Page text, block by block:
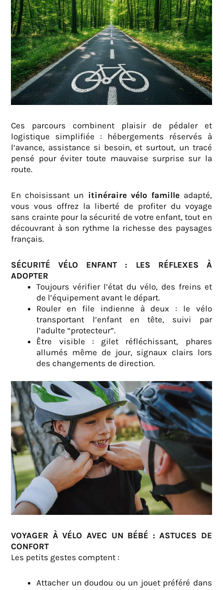
Ces parcours combinent plaisir de pédaler et
logistique simplifiée : hébergements réservés à
l’avance, assistance si besoin, et surtout, un tracé
pensé pour éviter toute mauvaise surprise sur la
route.
En choisissant un itinéraire vélo famille adapté,
vous vous offrez la liberté de profiter du voyage
sans crainte pour la sécurité de votre enfant, tout en
découvrant à son rythme la richesse des paysages
français.
SÉCURITÉ VÉLO ENFANT : LES RÉFLEXES À
ADOPTER
Toujours vérifier l’état du vélo, des freins et
de l’équipement avant le départ.
Rouler en file indienne à deux : le vélo
transportant l’enfant en tête, suivi par
l’adulte “protecteur”.
Être visible : gilet réfléchissant, phares
allumés même de jour, signaux clairs lors
des changements de direction.
VOYAGER À VÉLO AVEC UN BÉBÉ : ASTUCES DE
CONFORT
Les petits gestes comptent :
Attacher un doudou ou un jouet préféré dans